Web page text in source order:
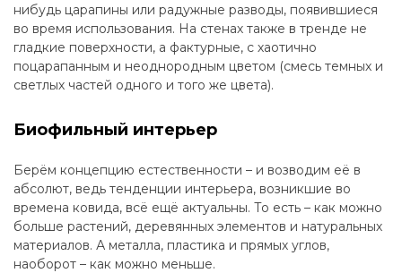
нибудь царапины или радужные разводы, появившиеся
во время использования. На стенах также в тренде не
гладкие поверхности, а фактурные, с хаотично
поцарапанным и неоднородным цветом (смесь темных и
светлых частей одного и того же цвета).
Биофильный интерьер
Берём концепцию естественности – и возводим её в
абсолют, ведь тенденции интерьера, возникшие во
времена ковида, всё ещё актуальны. То есть – как можно
больше растений, деревянных элементов и натуральных
материалов. А металла, пластика и прямых углов,
наоборот – как можно меньше.